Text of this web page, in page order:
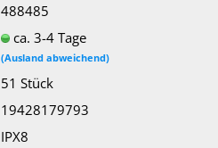
488485
ca. 3-4 Tage
(Ausland abweichend)
51Stück
19428179793
IPX8